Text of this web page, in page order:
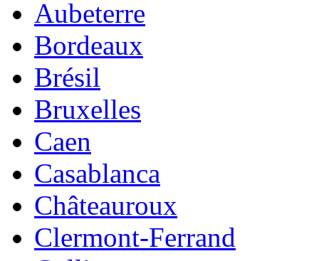
Aubeterre
Bordeaux
Brésil
Bruxelles
Caen
Casablanca
Châteauroux
Clermont-Ferrand